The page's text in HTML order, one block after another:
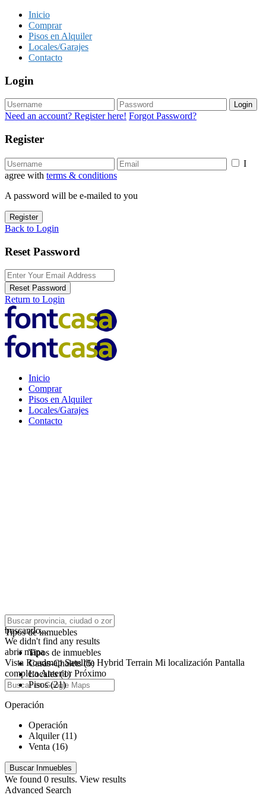
Inicio
Comprar
Pisos en Alquiler
Locales/Garajes
Contacto
Login
Login
Need an account? Register here! Forgot Password?
Register
I
agree with terms & conditions
A password will be e-mailed to you
Register
Back to Login
Reset Password
Reset Password
Return to Login
Inicio
Comprar
Pisos en Alquiler
Locales/Garajes
Contacto
click to enable zoom
buscando...
We didn't find any results
abrir mapa
Vista Roadmap Satellite Hybrid Terrain Mi localización Pantalla
completaAnterior Próximo
Tipos de inmuebles
Tipos de inmuebles
Casas-Chalets (5)
Locales (1)
Pisos (21)
Operación
Operación
Alquiler (11)
Venta (16)
We found 0 results. View results
Advanced Search